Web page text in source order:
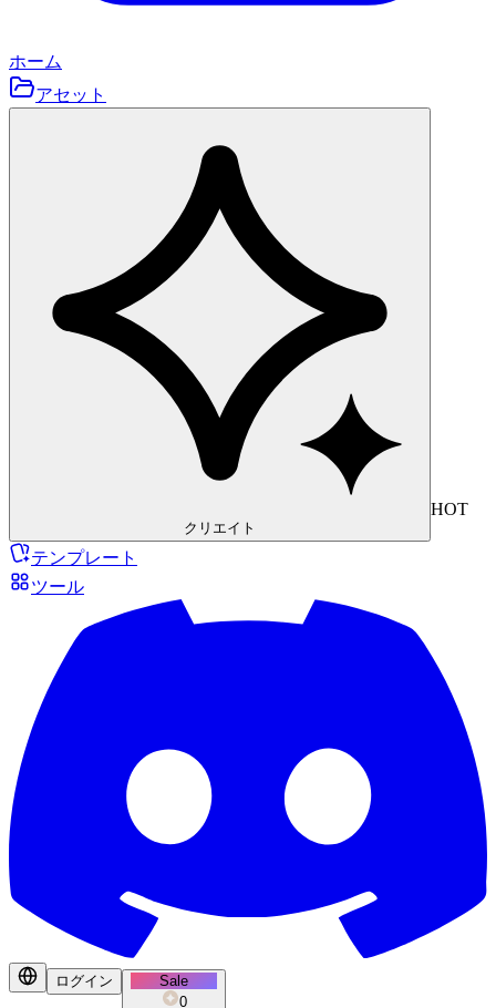
ホーム
アセット
クリエイト
HOT
テンプレート
ツール
ログイン
Sale
0